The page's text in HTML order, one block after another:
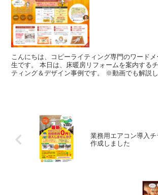
こんにちは、コピーライティング専門のワード
生です。 本日は、床暖房リフォームを案内するチラシのコピーライ
ティング＆デザイン事例です。 ※動画でも解説しています。 こちら
業務用エアコン導入
作成しました